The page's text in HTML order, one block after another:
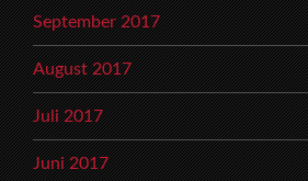
September 2017
August 2017
Juli 2017
Juni 2017